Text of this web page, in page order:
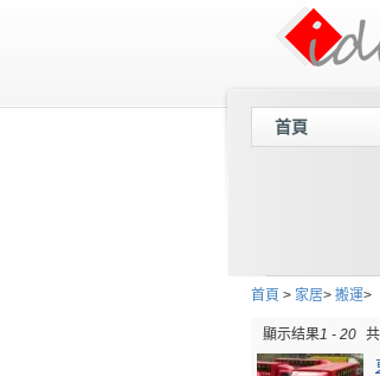
首頁
首頁 > 家居> 搬運>
顯示结果1 - 20 共